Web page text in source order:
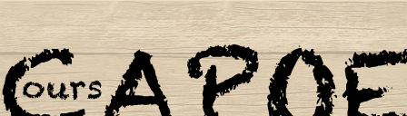
Cours de Capoeira